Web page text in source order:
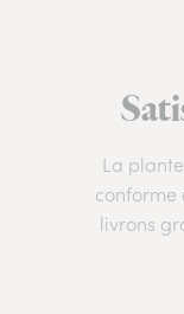
La
conforme
livrons